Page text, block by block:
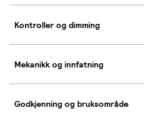
Kontroller og dimming
Mekanikk og innfatning
Godkjenning og bruksområde